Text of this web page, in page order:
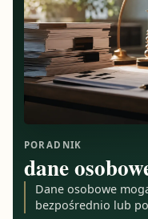
PORADNIK
dane
Dane osobowe
bezpośrednio lub